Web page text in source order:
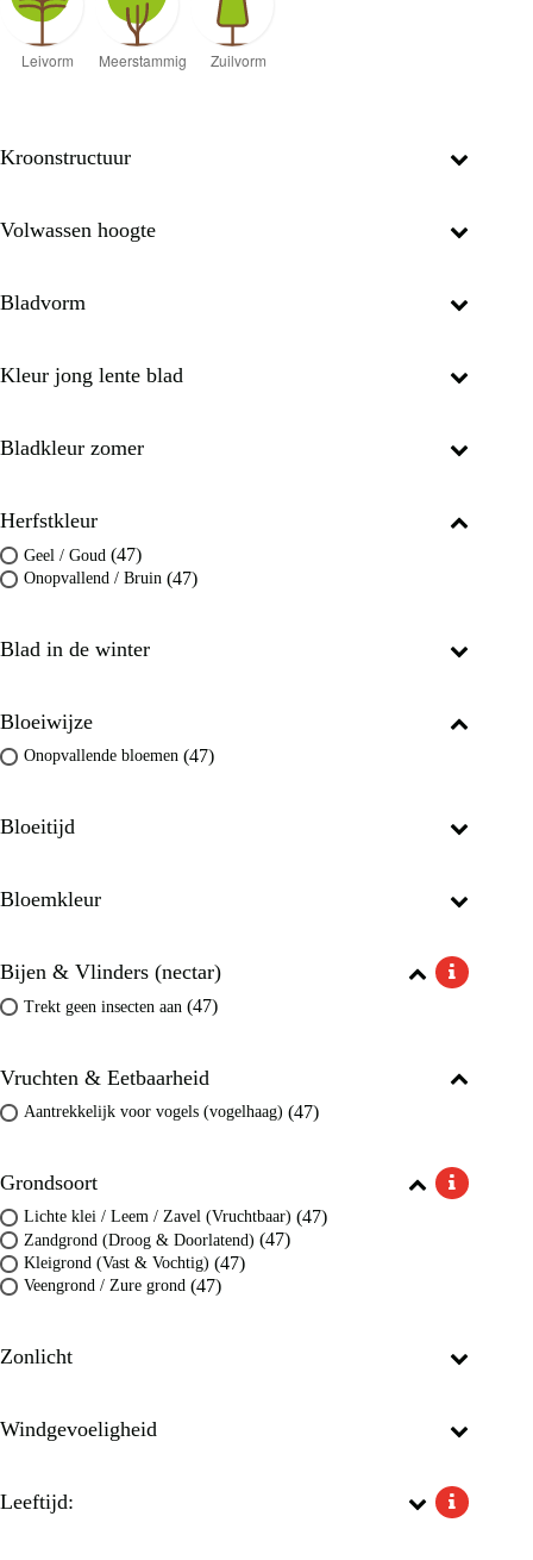
Kroonstructuur
Volwassen hoogte
Bladvorm
Kleur jong lente blad
Bladkleur zomer
Herfstkleur
Geel / Goud (47)
Onopvallend / Bruin (47)
Blad in de winter
Bloeiwijze
Onopvallende bloemen (47)
Bloeitijd
Bloemkleur
Bijen & Vlinders (nectar)
Trekt geen insecten aan (47)
Vruchten & Eetbaarheid
Aantrekkelijk voor vogels (vogelhaag) (47)
Grondsoort
Lichte klei / Leem / Zavel (Vruchtbaar) (47)
Zandgrond (Droog & Doorlatend) (47)
Kleigrond (Vast & Vochtig) (47)
Veengrond / Zure grond (47)
Zonlicht
Windgevoeligheid
Leeftijd: